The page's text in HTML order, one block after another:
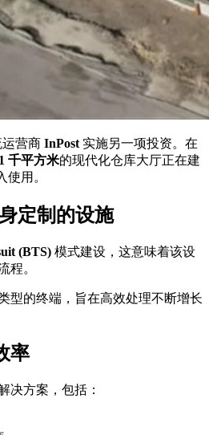
营商 InPost 实施另一项投资。在
千平方米的现代化仓库大厅正在建
使用。
定制的设施
(BTS) 模式建设，这意味着该设
程。
型的终端，旨在高效处理不断增长
率
决方案，包括：